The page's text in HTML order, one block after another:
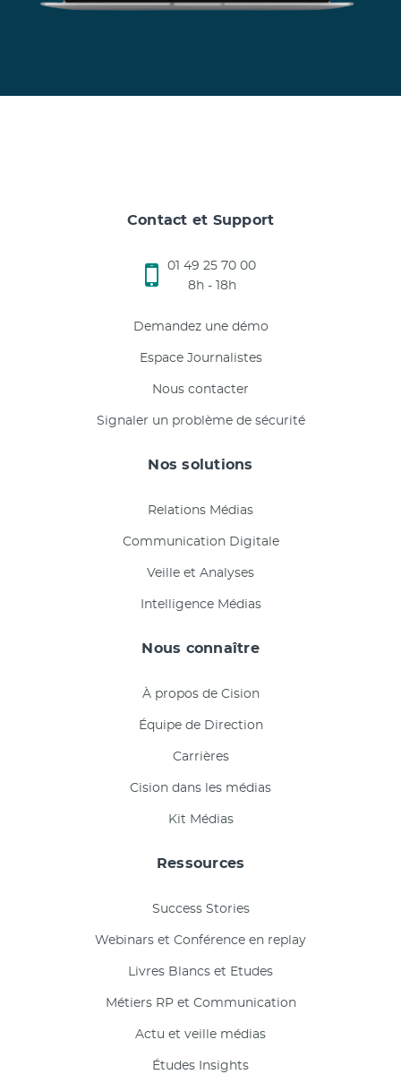
Contact et Support
01 49 25 70 00
8h - 18h
Demandez une démo
Espace Journalistes
Nous contacter
Signaler un problème de sécurité
Nos solutions
Relations Médias
Communication Digitale
Veille et Analyses
Intelligence Médias
Nous connaître
À propos de Cision
Équipe de Direction
Carrières
Cision dans les médias
Kit Médias
Ressources
Success Stories
Webinars et Conférence en replay
Livres Blancs et Etudes
Métiers RP et Communication
Actu et veille médias
Études Insights